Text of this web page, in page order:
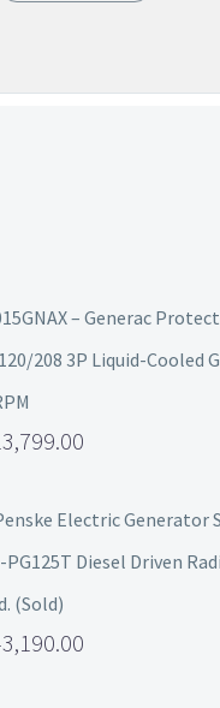
– Generac
208 3P Liquid-Cooled
Electric Generator
PG125T Diesel Driven
(Sold)